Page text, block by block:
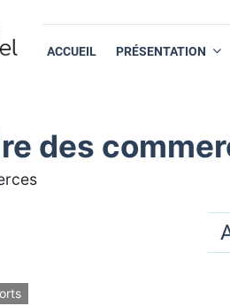
ACCUEIL PRÉSENTATION
des